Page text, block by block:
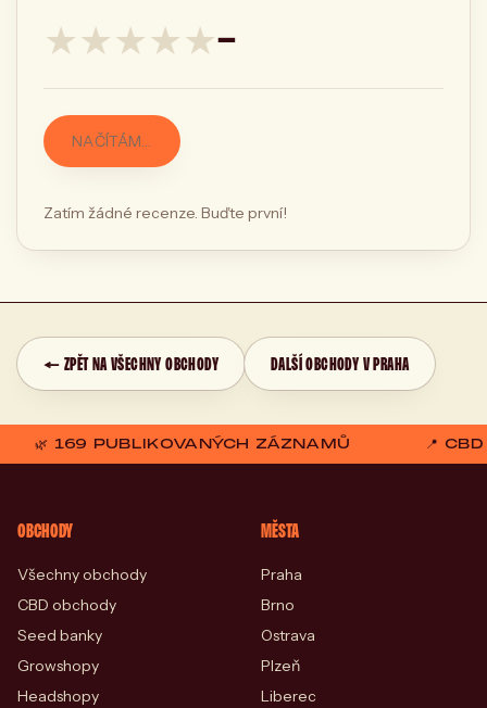
★★★★★—
NAČÍTÁM…
Zatím žádné recenze. Buďte první!
← ZPĚT NA VŠECHNY OBCHODY DALŠÍ OBCHODY V PRAHA
🌿 169 PUBLIKOVANÝCH ZÁZNAMŮ 📍
OBCHODY
Všechny obchody
CBD obchody
Seed banky
Growshopy
Headshopy
MĚSTA
Praha
Brno
Ostrava
Plzeň
Liberec